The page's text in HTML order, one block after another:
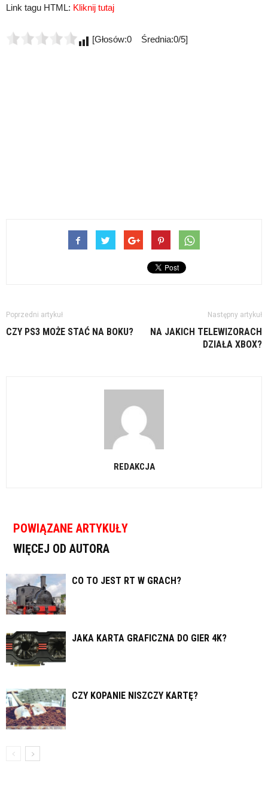
Link tagu HTML: Kliknij tutaj
[Głosów:0 Średnia:0/5]
Poprzedni artykuł
CZY PS3 MOŻE STAĆ NA BOKU?
Następny artykuł
NA JAKICH TELEWIZORACH
DZIAŁA XBOX?
REDAKCJA
POWIĄZANE ARTYKUŁY
WIĘCEJ OD AUTORA
CO TO JEST RT W GRACH?
JAKA KARTA GRAFICZNA DO GIER 4K?
CZY KOPANIE NISZCZY KARTĘ?